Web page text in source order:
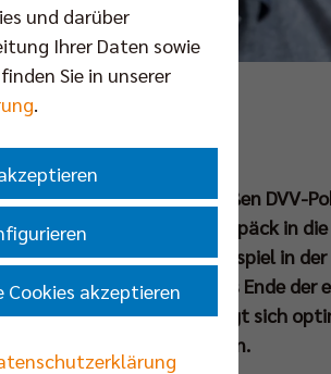
Gora
wenige Tage vor dem großen DVV-
mit einer Niederlage im Gepäck in
). Vor dem Endspiel in
im Interview das Ende der
großen Respekt und zeigt sich
Hauptstadt holen können.
und darüber
Ihrer Daten sowie
Sie in unserer
Cookies akzeptieren